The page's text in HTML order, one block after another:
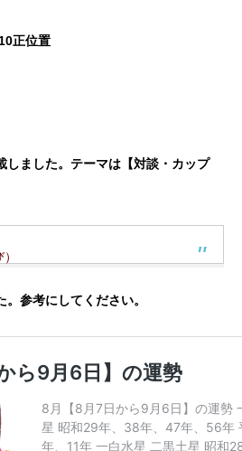
正位置
しました。テーマは【対談・カップ
参考にしてください。